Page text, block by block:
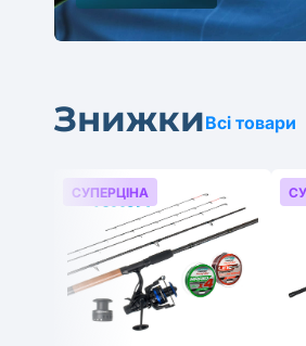
ЗнижкиВсі товари
СУПЕРЦІНА